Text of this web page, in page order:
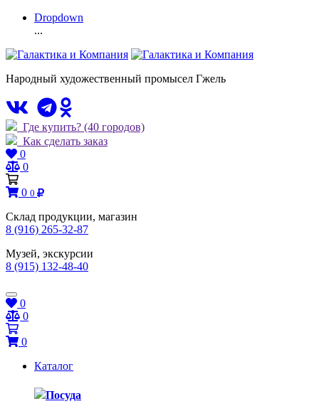
Dropdown
...
Народный художественный промысел Гжель
Где купить? (40 городов)
Как сделать заказ
0
0
0 0
Склад продукции, магазин
8 (916) 265-32-87
Музей, экскурсии
8 (915) 132-48-40
0
0
0
Каталог
Посуда